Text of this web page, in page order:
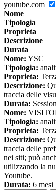
youtube.com
Nome
Tipologia
Proprieta
Descrizione
Durata
Nome: YSC
Tipologia:
Proprieta:
Descrizione:
traccia delle
Durata:
Nome:
Tipologia:
Proprieta:
Descrizione:
traccia delle
nei siti; può
utilizzando la
Youtube.
Durata: 6 mesi